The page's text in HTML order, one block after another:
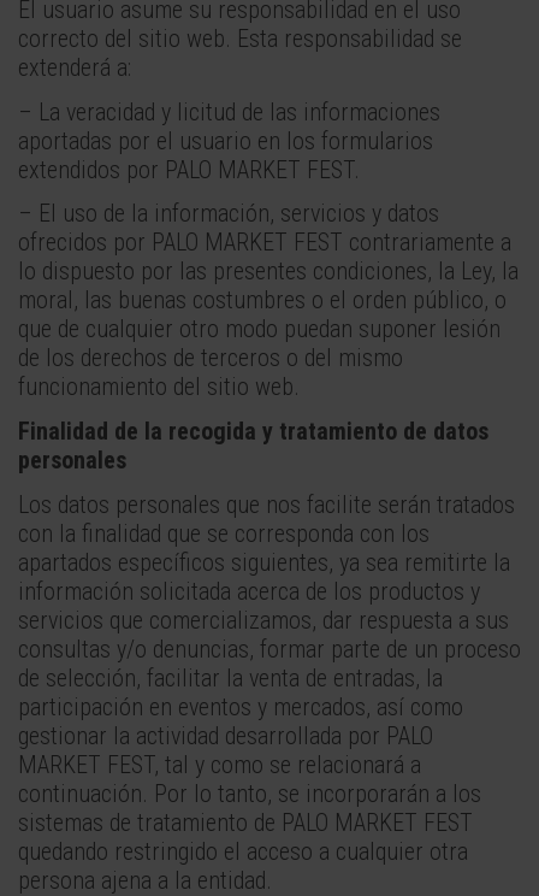
El usuario asume su responsabilidad en el uso
correcto del sitio web. Esta responsabilidad se
extenderá a:
– La veracidad y licitud de las informaciones
aportadas por el usuario en los formularios
extendidos por PALO MARKET FEST.
– El uso de la información, servicios y datos
ofrecidos por PALO MARKET FEST contrariamente a
lo dispuesto por las presentes condiciones, la Ley, la
moral, las buenas costumbres o el orden público, o
que de cualquier otro modo puedan suponer lesión
de los derechos de terceros o del mismo
funcionamiento del sitio web.
Finalidad de la recogida y tratamiento de datos
personales
Los datos personales que nos facilite serán tratados
con la finalidad que se corresponda con los
apartados específicos siguientes, ya sea remitirte la
información solicitada acerca de los productos y
servicios que comercializamos, dar respuesta a sus
consultas y/o denuncias, formar parte de un proceso
de selección, facilitar la venta de entradas, la
participación en eventos y mercados, así como
gestionar la actividad desarrollada por PALO
MARKET FEST, tal y como se relacionará a
continuación. Por lo tanto, se incorporarán a los
sistemas de tratamiento de PALO MARKET FEST
quedando restringido el acceso a cualquier otra
persona ajena a la entidad.